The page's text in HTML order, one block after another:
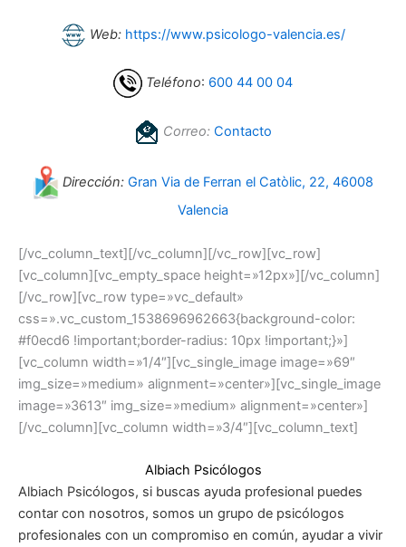
Web: https://www.psicologo-valencia.es/
Teléfono: 600 44 00 04
Correo: Contacto
Dirección: Gran Via de Ferran el Catòlic, 22, 46008
Valencia
[/vc_column_text][/vc_column][/vc_row][vc_row]
[vc_column][vc_empty_space height=»12px»][/vc_column]
[/vc_row][vc_row type=»vc_default»
css=».vc_custom_1538696962663{background-color:
#f0ecd6 !important;border-radius: 10px !important;}»]
[vc_column width=»1/4″][vc_single_image image=»69″
img_size=»medium» alignment=»center»][vc_single_image
image=»3613″ img_size=»medium» alignment=»center»]
[/vc_column][vc_column width=»3/4″][vc_column_text]
Albiach Psicólogos
Albiach Psicólogos, si buscas ayuda profesional puedes
contar con nosotros, somos un grupo de psicólogos
profesionales con un compromiso en común, ayudar a vivir